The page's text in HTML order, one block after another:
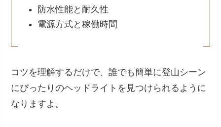
防水性能と耐久性
電源方式と稼働時間
コツを理解するだけで、誰でも簡単に登山シーン
にぴったりのヘッドライトを見つけられるように
なりますよ。